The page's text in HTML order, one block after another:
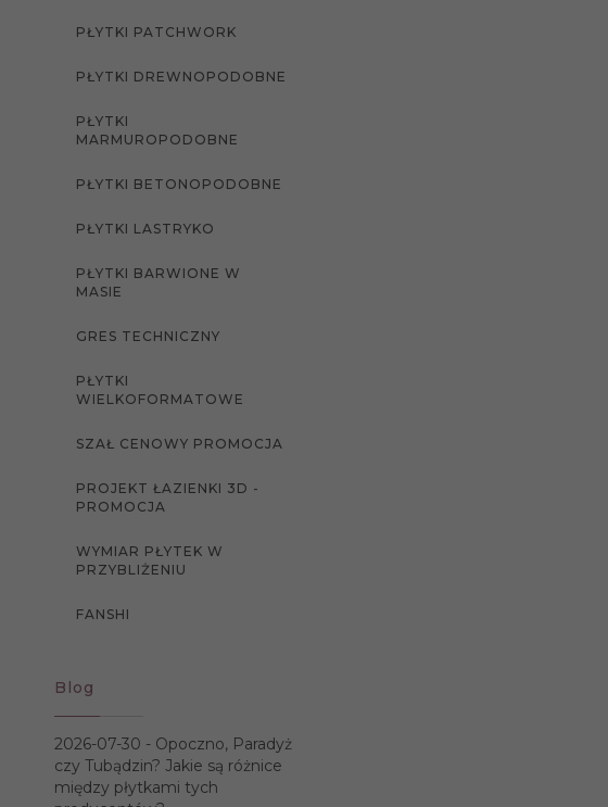
PŁYTKI PATCHWORK
PŁYTKI DREWNOPODOBNE
PŁYTKI
MARMUROPODOBNE
PŁYTKI BETONOPODOBNE
PŁYTKI LASTRYKO
PŁYTKI BARWIONE W
MASIE
GRES TECHNICZNY
PŁYTKI
WIELKOFORMATOWE
SZAŁ CENOWY PROMOCJA
PROJEKT ŁAZIENKI 3D -
PROMOCJA
WYMIAR PŁYTEK W
PRZYBLIŻENIU
FANSHI
Blog
2026-07-30 - Opoczno, Paradyż
czy Tubądzin? Jakie są różnice
między płytkami tych